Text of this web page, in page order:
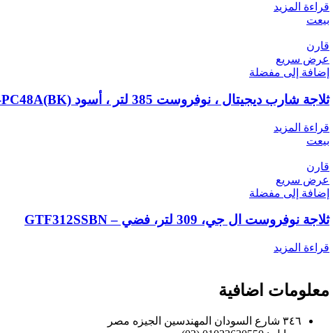
قراءة المزيد
بيعت
قارن
عرض سريع
إضافة إلى مفضلة
ثلاجة شارب ديجيتال ، نوفروست 385 لتر ، أسود SJ-PC48A(BK)
قراءة المزيد
بيعت
قارن
عرض سريع
إضافة إلى مفضلة
ثلاجة نوفروست ال جي، 309 لتر، فضي – GTF312SSBN
قراءة المزيد
معلومات اضافية
٣٤٦ شارع السودان المهندسين الجيزه مصر